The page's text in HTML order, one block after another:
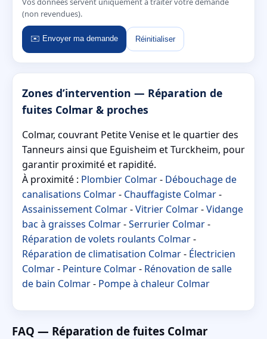
(non revendues).
✉️ Envoyer ma demande Réinitialiser
Zones d’intervention — Réparation de
fuites Colmar & proches
Colmar, couvrant Petite Venise et le quartier des
Tanneurs ainsi que Eguisheim et Turckheim, pour
garantir proximité et rapidité.
À proximité : Plombier Colmar- Débouchage de
canalisations Colmar- Chauffagiste Colmar-
Assainissement Colmar-Vitrier Colmar-Vidange
bac à graisses Colmar-Serrurier Colmar-
Réparation de volets roulants Colmar-
Réparation de climatisation Colmar- Électricien
Colmar- Peinture Colmar- Rénovation de salle
de bain Colmar- Pompe à chaleur Colmar
FAQ — Réparation de fuites Colmar